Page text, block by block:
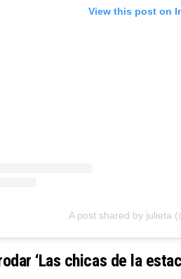
View this post on
A post shared by julieta
‘Las chicas de la